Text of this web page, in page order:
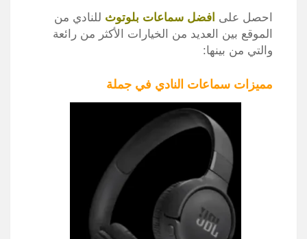
احصل على افضل سماعات بلوتوث للنادي من
الموقع بين العديد من الخيارات الأكثر من رائعة
والتي من بينها:
مميزات سماعات النادي في جملة